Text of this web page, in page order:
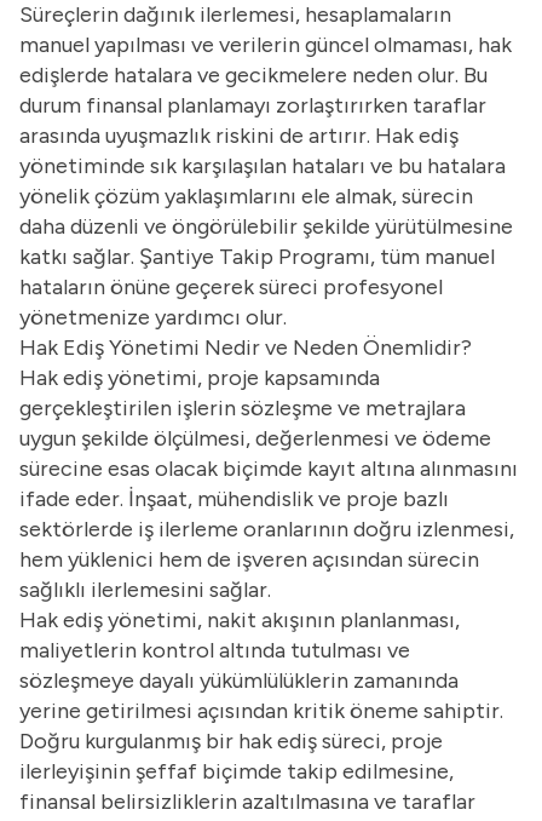
Süreçlerin dağınık ilerlemesi, hesaplamaların
manuel yapılması ve verilerin güncel olmaması, hak
edişlerde hatalara ve gecikmelere neden olur. Bu
durum finansal planlamayı zorlaştırırken taraflar
arasında uyuşmazlık riskini de artırır. Hak ediş
yönetiminde sık karşılaşılan hataları ve bu hatalara
yönelik çözüm yaklaşımlarını ele almak, sürecin
daha düzenli ve öngörülebilir şekilde yürütülmesine
katkı sağlar. Şantiye Takip Programı, tüm manuel
hataların önüne geçerek süreci profesyonel
yönetmenize yardımcı olur.
Hak Ediş Yönetimi Nedir ve Neden Önemlidir?
Hak ediş yönetimi, proje kapsamında
gerçekleştirilen işlerin sözleşme ve metrajlara
uygun şekilde ölçülmesi, değerlenmesi ve ödeme
sürecine esas olacak biçimde kayıt altına alınmasını
ifade eder. İnşaat, mühendislik ve proje bazlı
sektörlerde iş ilerleme oranlarının doğru izlenmesi,
hem yüklenici hem de işveren açısından sürecin
sağlıklı ilerlemesini sağlar.
Hak ediş yönetimi, nakit akışının planlanması,
maliyetlerin kontrol altında tutulması ve
sözleşmeye dayalı yükümlülüklerin zamanında
yerine getirilmesi açısından kritik öneme sahiptir.
Doğru kurgulanmış bir hak ediş süreci, proje
ilerleyişinin şeffaf biçimde takip edilmesine,
finansal belirsizliklerin azaltılmasına ve taraflar